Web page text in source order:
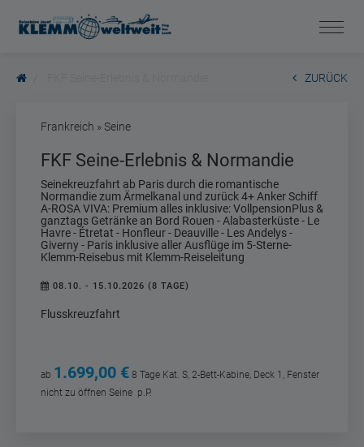
ZURÜCK
Frankreich » Seine
FKF Seine-Erlebnis & Normandie
Seinekreuzfahrt ab Paris durch die romantische
Normandie zum Ärmelkanal und zurück 4+ Anker Schiff
A-ROSA VIVA: Premium alles inklusive: VollpensionPlus &
ganztags Getränke an Bord Rouen - Alabasterküste - Le
Havre - Étretat - Honfleur - Deauville - Les Andelys -
Giverny - Paris inklusive aller Ausflüge im 5-Sterne-
Klemm-Reisebus mit Klemm-Reiseleitung
08.10. - 15.10.2026 (8 TAGE)
Flusskreuzfahrt
ab 1.699,00 € 8 Tage Kat. S, 2-Bett-Kabine, Deck 1, Fenster
nicht zu öffnen Seine p.P.